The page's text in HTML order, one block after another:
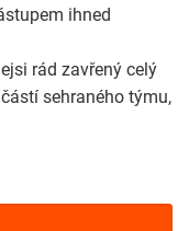
ihned
rád zavřený celý
sehraného týmu,